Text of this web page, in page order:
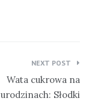
NEXT POST
Wata cukrowa na
urodzinach: Słodki